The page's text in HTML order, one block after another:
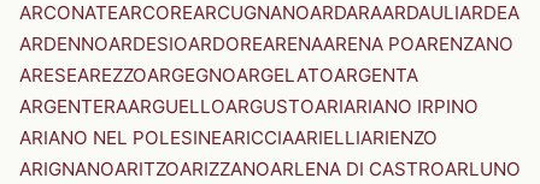
ARCONATEARCOREARCUGNANOARDARAARDAULIARDEA
ARDENNOARDESIOARDOREARENAARENA POARENZANO
ARESEAREZZOARGEGNOARGELATOARGENTA
ARGENTERAARGUELLOARGUSTOARIARIANO IRPINO
ARIANO NEL POLESINEARICCIAARIELLIARIENZO
ARIGNANOARITZOARIZZANOARLENA DI CASTROARLUNO